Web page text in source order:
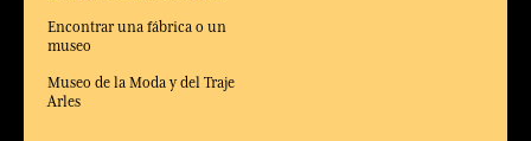
Encontrar una fábrica o un
museo
Museo de la Moda y del Traje
Arles